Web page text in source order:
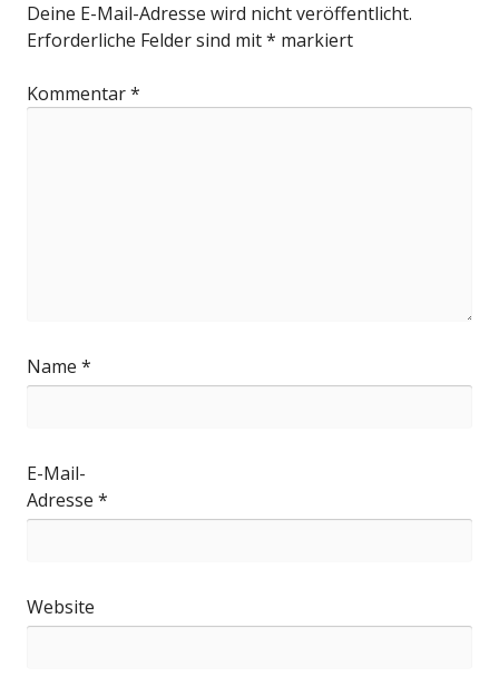
Deine E-Mail-Adresse wird nicht veröffentlicht.
Erforderliche Felder sind mit* markiert
Kommentar*
Name *
E-Mail-
Adresse *
Website